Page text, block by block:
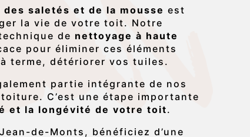
saletés et de la mousse est
la vie de votre toit. Notre
de nettoyage à haute
pour éliminer ces éléments
terme, détériorer vos tuiles.
partie intégrante de nos
C’est une étape importante
et la longévité de votre toit.
de-Monts, bénéficiez d’une